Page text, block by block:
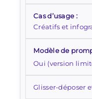
Créatifs et
Oui (version
Glisser-déposer